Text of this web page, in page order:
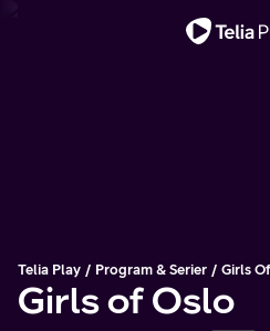
Telia Play Program & Serier Girls
Girls of Oslo